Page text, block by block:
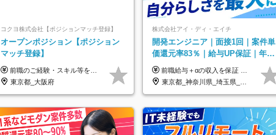
コクヨ株式会社【ポジションマッチ登録】
オープンポジション【ポジション
マッチ登録】
前職のご経験・スキル等を考慮して決定します。
東京都_大阪府
株式会社アイ・ディ・エイチ
開発エンジニア｜面接1回｜案件単
価還元率83％｜給与UP保証｜年休
140日｜在宅利用率9割｜独立支
援・副業制度
前職給与＋αの収入を保証 月給42万円～120万円＋各種手当＋賞与 給与基準が明確かつ高還元です。 一人ひとりが安定した環境のもと、長く活躍できる職場を目指しています。 ※平均年収650万円 ・還元率83％ ・各種手当について 職能手当／職務手当／資格手当／営業手当 など ※前職での経験・能力、給与などを考慮の上、当社規定により優遇いたします ※試用期間あり（3ヶ月／期間中の条件に変動はありません） ※上記金額には固定残業代（78,948円～225,564円/月30時間分）を含みます 超過分は別途全額支給いたします ・年収UPを保証 過去には転職時に〈年収200万円UP〉したエンジニアも在籍しています。入社時だけでなく、入社後も安心の給与水準で働ける環境です。キャリアや技術力が正当に評価されていないと感じていたら、一度面接でお話ししましょう！ 当社では管理職の人数は最低限にし、無駄な管理をしません。その費用削減分を社員の給与に還元しています！
東京都_神奈川県_埼玉県_千葉県_大阪府_愛知県_北海道_青森県_岩手県_宮城県_秋田県_山形県_福島県_茨城県_栃木県_群馬県_新潟県_山梨県_長野県_富山県_石川県_福井県_静岡県_岐阜県_三重県_兵庫県_京都府_滋賀県_奈良県_和歌山県_広島県_岡山県_鳥取県_島根県_山口県_徳島県_香川県_愛媛県_高知県_福岡県_熊本県_佐賀県_長崎県_大分県_宮崎県_鹿児島県_沖縄県